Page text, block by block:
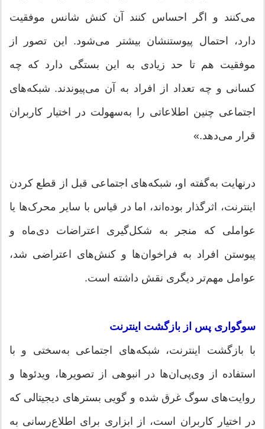
می‌کنند و اگر احساس کنند آن کنش شانس موفقیت
دارد، احتمال پیوستنشان بیشتر می‌شود. این تصور از
موفقیت هم تا حد زیادی به این بستگی دارد که چه
کسانی و چه تعداد از افراد به آن می‌پیوندند. شبکه‌های
اجتماعی چنین اطلاعاتی را به‌سهولت در اختیار کاربران
قرار می‌دهد.»
درنهایت به‌گفته او، شبکه‌های اجتماعی قبل از قطع کردن
اینترنت، اثرگذار بوده‌اند، اما در قیاس با سایر محرک‌ها یا
عواملی که منجر به شکل‌گیری اعتراضات دی‌ماه و
پیوستن افراد به فراخوان‌ها و کنش‌های اعتراضی شد،
عوامل مهم‌تر دیگری نقش داشته است.
سوگواری پس از بازگشت اینترنت
با بازگشت اینترنت، شبکه‌های اجتماعی به‌سختی و با
استفاده از وی‌پی‌ان‌ها در انبوهی از تصویرها، ویدئوها و
روایت‌های سوگ غرق شده و گویی بسترهای دیجیتالی که
در اختیار کاربران است، از ابزاری برای اطلاع‌رسانی به